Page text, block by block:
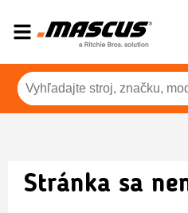
Stránka sa